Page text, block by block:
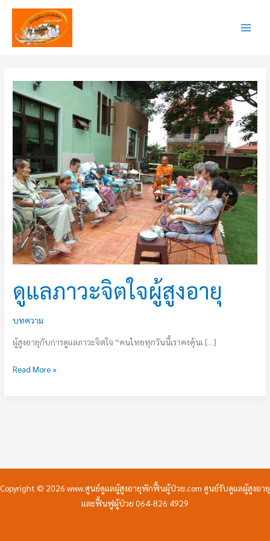
Skip
content
ดูแลภาวะจิตใจผู้สูงอายุ
บทความ
ผู้สูงอายุกับการดูแลภาวะจิตใจ “คนไทยทุกวันนี้เราคงคุ้นเ […]
ภาวะ
จิตใจ
ผู้
Read More »
Copyright © 2026 www.ศูนย์ดูแลผู้สูงอายุพักฟื้นผู้ป่วย.com ศูนย์รับดูแลผู้สูงอายุ
และฟื้นฟูผู้ป่วย 064-826 4929